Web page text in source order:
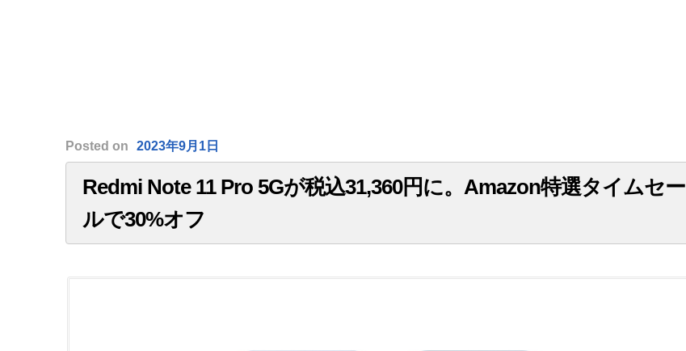
Posted on 2023年9月1日
Redmi Note 11 Pro 5Gが税込31,360円に。Amazon特選タイムセー
ルで30%オフ